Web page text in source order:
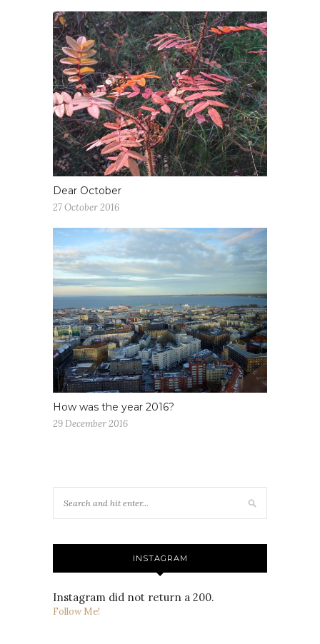
Dear October
27 October 2016
How was the year 2016?
29 December 2016
INSTAGRAM
Instagram did not return a 200.
Follow Me!